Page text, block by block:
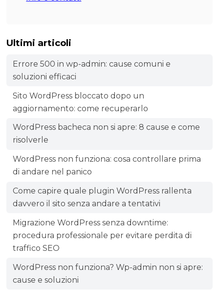
Ultimi articoli
Errore 500 in wp-admin: cause comuni e
soluzioni efficaci
Sito WordPress bloccato dopo un
aggiornamento: come recuperarlo
WordPress bacheca non si apre: 8 cause e come
risolverle
WordPress non funziona: cosa controllare prima
di andare nel panico
Come capire quale plugin WordPress rallenta
davvero il sito senza andare a tentativi
Migrazione WordPress senza downtime:
procedura professionale per evitare perdita di
traffico SEO
WordPress non funziona? Wp-admin non si apre:
cause e soluzioni